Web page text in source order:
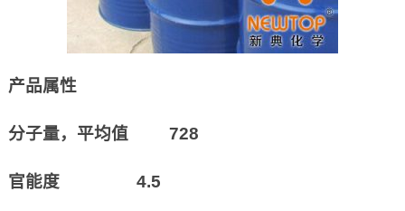
产品属性
分子量，平均值 728
官能度 4.5